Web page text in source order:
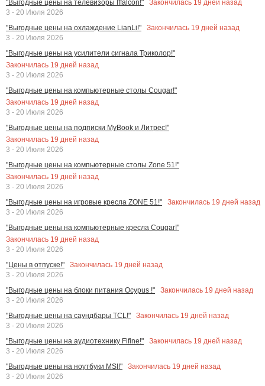
"Выгодные цены на телевизоры Iffalcon!" Закончилась 19 дней назад
3 - 20 Июля 2026
"Выгодные цены на охлаждение LianLi!"
Закончилась 19 дней назад
3 - 20 Июля 2026
"Выгодные цены на усилители сигнала Триколор!"
Закончилась 19 дней назад
3 - 20 Июля 2026
"Выгодные цены на компьютерные столы Cougar!"
Закончилась 19 дней назад
3 - 20 Июля 2026
"Выгодные цены на подписки MyBook и Литрес!"
Закончилась 19 дней назад
3 - 20 Июля 2026
"Выгодные цены на компьютерные столы Zone 51!"
Закончилась 19 дней назад
3 - 20 Июля 2026
"Выгодные цены на игровые кресла ZONE 51!"
Закончилась 19 дней назад
3 - 20 Июля 2026
"Выгодные цены на компьютерные кресла Cougar!"
Закончилась 19 дней назад
3 - 20 Июля 2026
"Цены в отпуске!"
Закончилась 19 дней назад
3 - 20 Июля 2026
"Выгодные цены на блоки питания Ocypus !"
Закончилась 19 дней назад
3 - 20 Июля 2026
"Выгодные цены на саундбары TCL!"
Закончилась 19 дней назад
3 - 20 Июля 2026
"Выгодные цены на аудиотехнику Fifine!"
Закончилась 19 дней назад
3 - 20 Июля 2026
"Выгодные цены на ноутбуки MSI!"
Закончилась 19 дней назад
3 - 20 Июля 2026